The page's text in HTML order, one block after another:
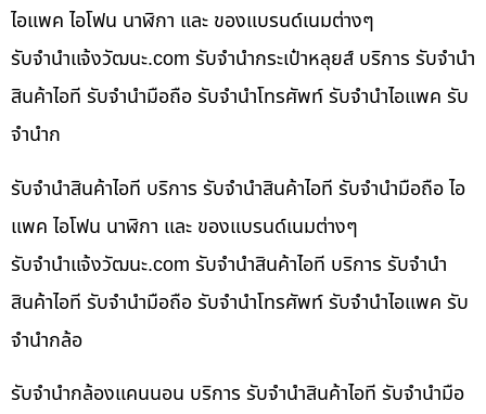
ไอแพค ไอโฟน นาฬิกา และ ของแบรนด์เนมต่างๆ
รับจํานําแจ้งวัฒนะ.com รับจำนำกระเป๋าหลุยส์ บริการ รับจำนำ
สินค้าไอที รับจำนำมือถือ รับจำนำโทรศัพท์ รับจำนำไอแพค รับ
จำนำก
รับจำนำสินค้าไอที บริการ รับจำนำสินค้าไอที รับจำนำมือถือ ไอ
แพค ไอโฟน นาฬิกา และ ของแบรนด์เนมต่างๆ
รับจํานําแจ้งวัฒนะ.com รับจำนำสินค้าไอที บริการ รับจำนำ
สินค้าไอที รับจำนำมือถือ รับจำนำโทรศัพท์ รับจำนำไอแพค รับ
จำนำกล้อ
รับจำนำกล้องแคนนอน บริการ รับจำนำสินค้าไอที รับจำนำมือ